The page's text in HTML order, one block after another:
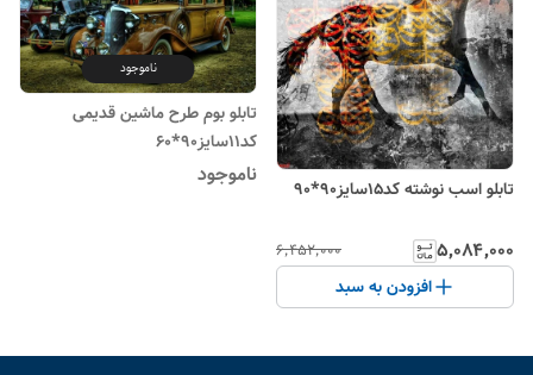
تابلو اسب نوشته کد15سایز90*90
۵٬۰۸۴٬۰۰۰ ۶٬۴۵۲٬۰۰۰
افزودن به سبد
ناموجود
تابلو بوم طرح ماشین قدیمی
کد11سایز90*60
ناموجود